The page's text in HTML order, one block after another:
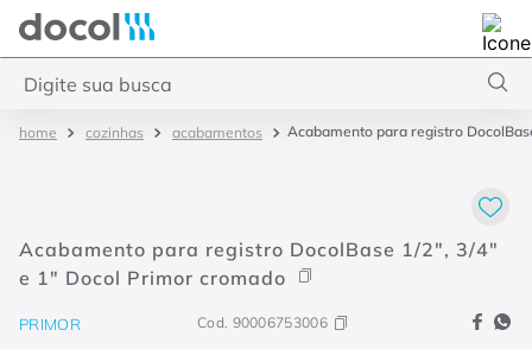
Docol
cozinhas acabamentos Acabamento para registro
Acabamento para registro DocolBase 1/2", 3/4"
e 1" Docol Primor cromado
PRIMOR Cod. 90006753006
3 º misturador